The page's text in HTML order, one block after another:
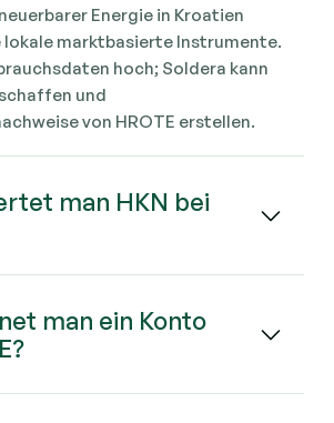
Energie in Kroatien
marktbasierte Instrumente.
hoch; Soldera kann
und
von HROTE erstellen.
man HKN bei
man ein Konto